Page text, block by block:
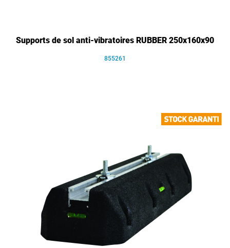
Supports de sol anti-vibratoires RUBBER 250x160x90
855261